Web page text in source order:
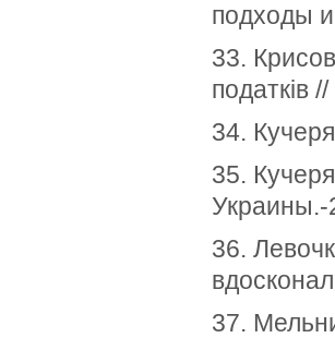
подходы
33.
податків
34.
35.
36.
37.